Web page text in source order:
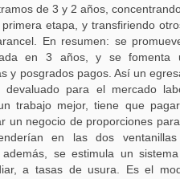
de 3 y 2 años,
etapa, y transfiriendo
En resumen: se
en 3 años, y se fomenta
y posgrados pagos. Así un
para el mercado
trabajo mejor, tiene que
un negocio de proporciones
en las dos
se estimula un
a tasas de usura. Es el